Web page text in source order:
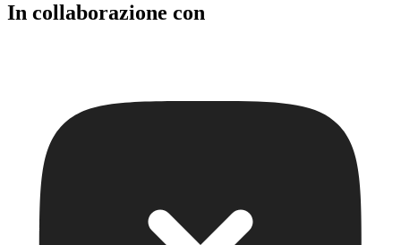
In collaborazione con